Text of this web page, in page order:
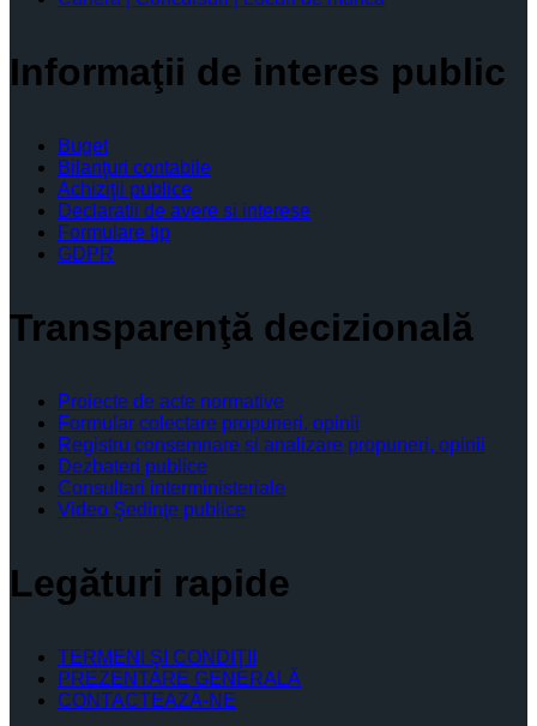
Informaţii de interes public
Buget
Bilanţuri contabile
Achiziţii publice
Declaratii de avere si interese
Formulare tip
GDPR
Transparenţă decizională
Proiecte de acte normative
Formular colectare propuneri, opinii
Registru consemnare si analizare propuneri, opinii
Dezbateri publice
Consultari interministeriale
Video Şedinţe publice
Legături rapide
TERMENI ŞI CONDIŢII
PREZENTARE GENERALĂ
CONTACTEAZĂ-NE